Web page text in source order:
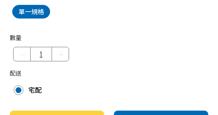
單一規格
數量
配送
宅配